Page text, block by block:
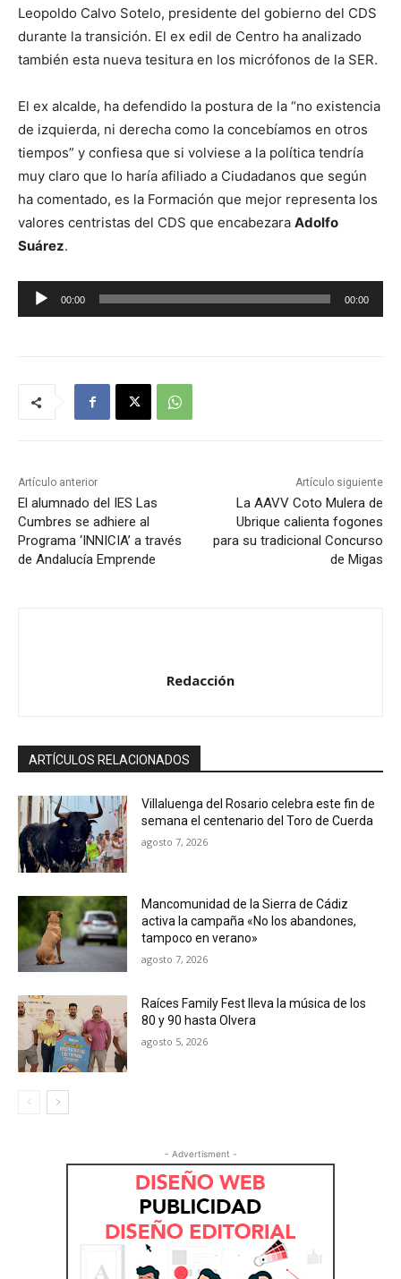
Leopoldo Calvo Sotelo, presidente del gobierno del CDS
durante la transición. El ex edil de Centro ha analizado
también esta nueva tesitura en los micrófonos de la SER.
El ex alcalde, ha defendido la postura de la “no existencia
de izquierda, ni derecha como la concebíamos en otros
tiempos” y confiesa que si volviese a la política tendría
muy claro que lo haría afiliado a Ciudadanos que según
ha comentado, es la Formación que mejor representa los
valores centristas del CDS que encabezara Adolfo
Suárez.
e
t
o
r
d
00:00 00:00
Artículo anterior
El alumnado del IES Las
Cumbres se adhiere al
Programa ‘INNICIA’ a través
de Andalucía Emprende
Artículo siguiente
La AAVV Coto Mulera de
Ubrique calienta fogones
para su tradicional Concurso
de Migas
Redacción
ARTÍCULOS RELACIONADOS
Villaluenga del Rosario celebra este fin de
semana el centenario del Toro de Cuerda
agosto 7, 2026
Mancomunidad de la Sierra de Cádiz
activa la campaña «No los abandones,
tampoco en verano»
agosto 7, 2026
Raíces Family Fest lleva la música de los
80 y 90 hasta Olvera
agosto 5, 2026
- Advertisment -